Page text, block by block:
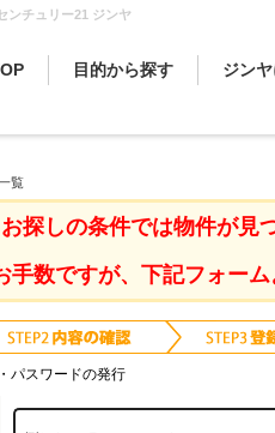
ンチュリー21 ジンヤ
目的から探す ジン
覧
お探しの条件では物件が見
手数ですが、下記フォーム
パスワードの発行